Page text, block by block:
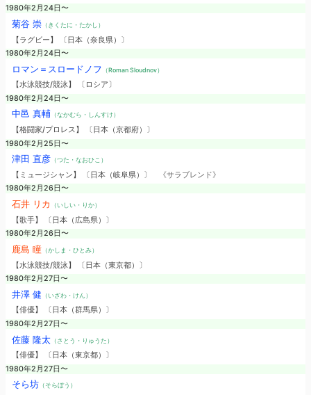
1980年2月24日〜
菊谷 崇（きくたに・たかし）
【ラグビー】 〔日本（奈良県）〕
1980年2月24日〜
ロマン＝スロードノフ （Roman Sloudnov）
【水泳競技/競泳】 〔ロシア〕
1980年2月24日〜
中邑 真輔 （なかむら・しんすけ）
【格闘家/プロレス】 〔日本（京都府）〕
1980年2月25日〜
津田 直彦（つた・なおひこ）
【ミュージシャン】 〔日本（岐阜県）〕
《サラブレンド》
1980年2月26日〜
石井 リカ （いしい・りか）
【歌手】 〔日本（広島県）〕
1980年2月26日〜
鹿島 瞳（かしま・ひとみ）
【水泳競技/競泳】 〔日本（東京都）〕
1980年2月27日〜
井澤 健 （いざわ・けん）
【俳優】 〔日本（群馬県）〕
1980年2月27日〜
佐藤 隆太（さとう・りゅうた）
【俳優】 〔日本（東京都）〕
1980年2月27日〜
そら坊（そらぼう）